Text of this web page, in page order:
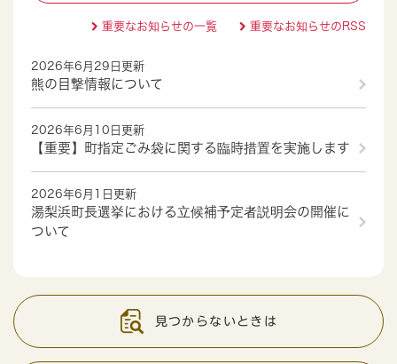
2026年6月29日更新
熊の目撃情報について
2026年6月10日更新
【重要】町指定ごみ袋に関する臨時措置を実施します
2026年6月1日更新
湯梨浜町長選挙における立候補予定者説明会の開催に
ついて
重要なお知らせの一覧 重要なお知らせのRSS
見つからないときは